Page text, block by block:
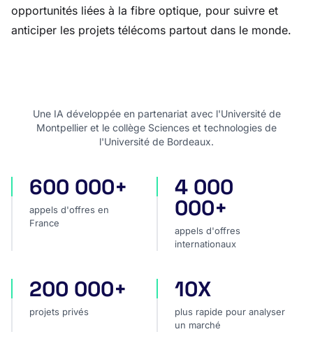
opportunités liées à la fibre optique, pour suivre et
anticiper les projets télécoms partout dans le monde.
Une IA développée en partenariat avec l'Université de
Montpellier et le collège Sciences et technologies de
l'Université de Bordeaux.
appels d'offres en France
600 000+
appels d'offres en
France
appels d'offres
4 000
000+
appels d'offres
internationaux
projets privés
200 000+
projets privés
plus rapide pour analyser
10X
plus rapide pour analyser
un marché